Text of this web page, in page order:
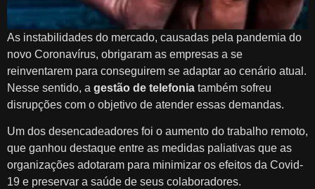
As instabilidades do mercado, causadas pela pandemia do
novo Coronavírus, obrigaram as empresas a se
reinventarem para conseguirem se adaptar ao cenário atual.
Nesse sentido, a gestão de telefonia também sofreu
disrupções com o objetivo de atender essas demandas.
Um dos desencadeadores foi o aumento do trabalho remoto,
que ganhou destaque entre as medidas paliativas que as
organizações adotaram para minimizar os efeitos da Covid-
19 e preservar a saúde de seus colaboradores.